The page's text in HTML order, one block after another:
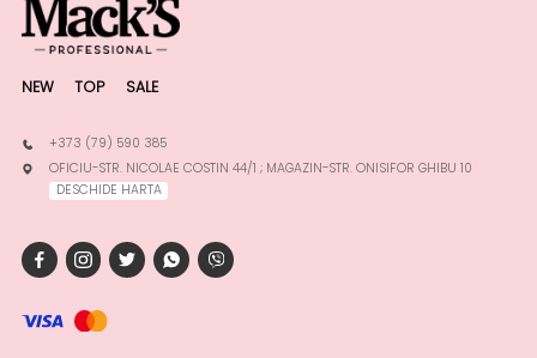
NEW TOP SALE
+373 (79) 590 385
OFICIU-STR. NICOLAE COSTIN 44/1 ; MAGAZIN-STR. ONISIFOR GHIBU 10
DESCHIDE HARTA